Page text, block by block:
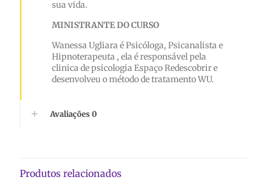
sua vida.
MINISTRANTE DO CURSO
Wanessa Ugliara é Psicóloga, Psicanalista e
Hipnoterapeuta , ela é responsável pela
clinica de psicologia Espaço Redescobrir e
desenvolveu o método de tratamento WU.
Avaliações0
Produtos relacionados